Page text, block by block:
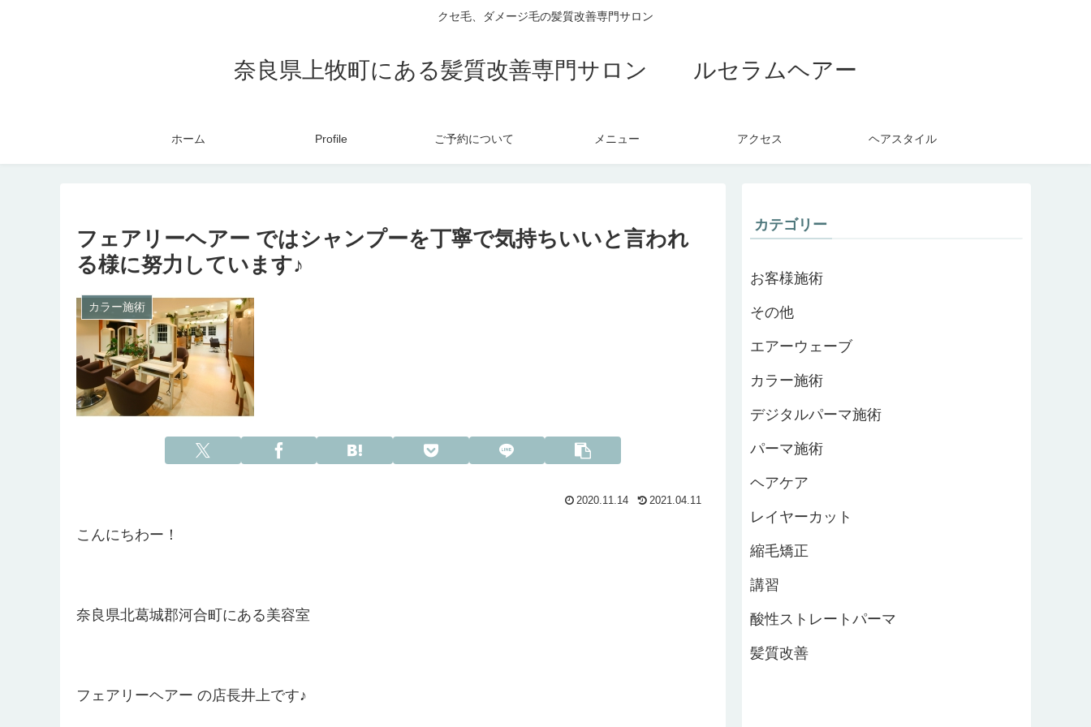
クセ毛、ダメージ毛の髪質改善専門サロン
奈良県上牧町にある髪質改善専門サロン ルセラムヘアー
ホーム Profile ご予約について メニュー アクセス ヘアスタイル
フェアリーヘアー ではシャンプーを丁寧で気持ちいいと言われ
る様に努力しています♪
カラー施術
2020.11.14 2021.04.11
こんにちわー！
奈良県北葛城郡河合町にある美容室
フェアリーヘアー の店長井上です♪
カテゴリー
お客様施術
その他
エアーウェーブ
カラー施術
デジタルパーマ施術
パーマ施術
ヘアケア
レイヤーカット
縮毛矯正
講習
酸性ストレートパーマ
髪質改善